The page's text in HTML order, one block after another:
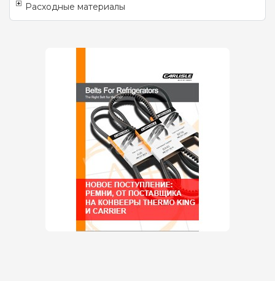
Расходные материалы